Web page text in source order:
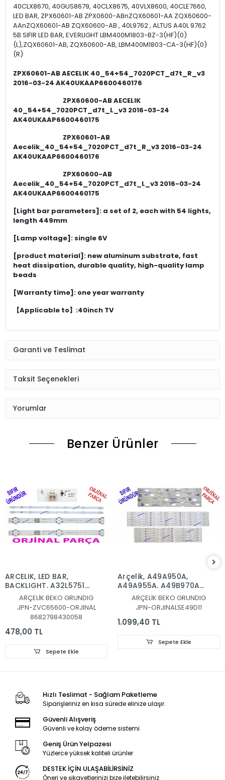
40CLX8670, 40GUS8679, 40CLX8675, 40VLX8600, 40CLE7660,
LED BAR, ZPX60601-AB ZPX0600-ABnZQX60601-AA ZQX60600-
AAnZQX60601-AB ZQX60600-AB , 40L9762 , ALTUS A40L 9762
5B SIFIR LED BAR, EVERLIGHT LBM400M1803-BZ-3(HF)(0)
(L),ZQX60601-AB, ZQX60600-AB, LBM400M1803-CA-3(HF)(0)
(R)
ZPX60601-AB AECELIK 40_54+54_7020PCT_d7t_R_v3
2016-03-24 AK40UKAAP6600460176
ZPX60600-AB AECELIK
40_54+54_7020PCT_d7t_L_v3 2016-03-24
AK40UKAAP6600460175
ZPX60601-AB
Aecelik_40_54+54_7020PCT_d7t_R_v3 2016-03-24
AK40UKAAP6600460176
ZPX60600-AB
Aecelik_40_54+54_7020PCT_d7t_L_v3 2016-03-24
AK40UKAAP6600460175
[Light bar parameters]: a set of 2, each with 54 lights,
length 449mm
[Lamp voltage]: single 6V
[product material]: new aluminum substrate, fast
heat dissipation, durable quality, high-quality lamp
beads
[Warranty time]: one year warranty
【Applicable to】:40inch TV
Garanti ve Teslimat
Taksit Seçenekleri
Yorumlar
Benzer Ürünler
ARCELIK, LED BAR,
BACKLIGHT, A32L5751D,
32L6760, 32LE6730BP,
32LE6525B,
32GFB6722,
32GFB6728,
32VLE6730BP, Munich
A32L67525B,
Dortmund 32CLE5745,
LED
ARÇELİK BEKO GRUNDIG
JPN-ZVC65600-ORJINAL
8682798430058
478,00 TL
Sepete Ekle
Arçelik, A49A950A,
A49A955A, A49B970A
LED BAR, Beko,
B49B970A, B49A955A,
B49A950A, LED BAR,
Grundig, 49GEU8955B,
49GEU8965B,
49GFU8960B,
05, LM41-00977A,
00978A,
ARÇELİK BEKO GRUNDIG
JPN-ORJINALSE49D11
1.099,40 TL
Sepete Ekle
Hızlı Teslimat - Sağlam Paketleme
Siparişleriniz en kısa sürede elinize ulaşır.
Güvenli Alışveriş
Güvenli ve kolay ödeme sistemi
Geniş Ürün Yelpazesi
Yüzlerce yüksek kaliteli ürünler
DESTEK İÇİN ULAŞABİLİRSİNİZ
Öneri ve şikayetlerinizi bize iletebilirsiniz.